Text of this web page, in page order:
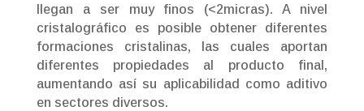
llegan a ser muy finos (<2micras). A nivel
cristalográfico es posible obtener diferentes
formaciones cristalinas, las cuales aportan
diferentes propiedades al producto final,
aumentando así su aplicabilidad como aditivo
en sectores diversos.